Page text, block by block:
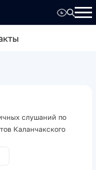
слушаний по
Каланчакского